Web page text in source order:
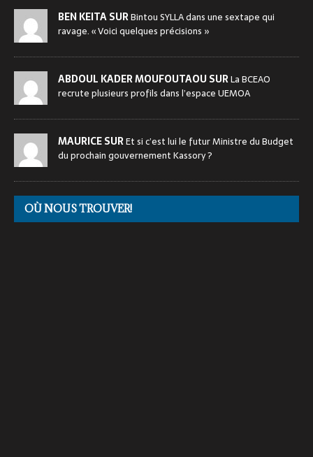
BEN KEITA SURBintou SYLLA dans une sextape qui
ravage. « Voici quelques précisions »
ABDOUL KADER MOUFOUTAOU SURLa BCEAO
recrute plusieurs profils dans l’espace UEMOA
MAURICE SUREt si c’est lui le futur Ministre du Budget
du prochain gouvernement Kassory ?
OÙ NOUS TROUVER!